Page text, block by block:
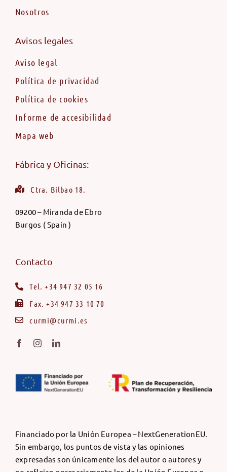
Nosotros
Avisos legales
Aviso legal
Política de privacidad
Política de cookies
Informe de accesibilidad
Mapa web
Fábrica y Oficinas:
Ctra. Bilbao 18.
09200 – Miranda de Ebro
Burgos ( Spain )
Contacto
Tel. +34 947 32 05 16
Fax. +34 947 33 10 70
curmi@curmi.es
Financiado por la Unión Europea – NextGenerationEU.
Sin embargo, los puntos de vista y las opiniones
expresadas son únicamente los del autor o autores y